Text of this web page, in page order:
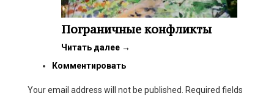
Пограничные конфликты
Читать далее →
Комментировать
Your email address will not be published. Required fields